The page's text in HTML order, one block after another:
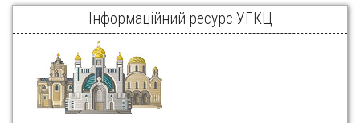
Інформаційний ресурс УГКЦ